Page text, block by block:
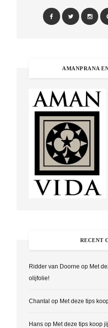
AMANPRANA
RECENT
Ridder van Doorne op Met
olijfolie!
Chantal op Met deze tips
Hansop Met deze tips koop